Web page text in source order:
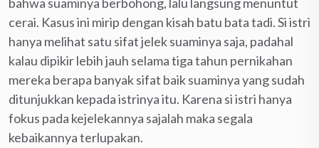
cerai. Kasus ini mirip dengan kisah batu bata tadi. Si istri
hanya melihat satu sifat jelek suaminya saja, padahal
kalau dipikir lebih jauh selama tiga tahun pernikahan
mereka berapa banyak sifat baik suaminya yang sudah
ditunjukkan kepada istrinya itu. Karena si istri hanya
fokus pada kejelekannya sajalah maka segala
kebaikannya terlupakan.